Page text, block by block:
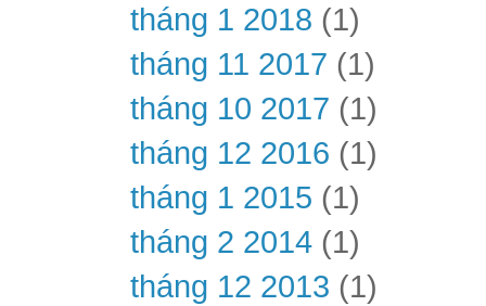
tháng 1 2018 (1)
tháng 11 2017 (1)
tháng 10 2017 (1)
tháng 12 2016 (1)
tháng 1 2015 (1)
tháng 2 2014 (1)
tháng 12 2013 (1)